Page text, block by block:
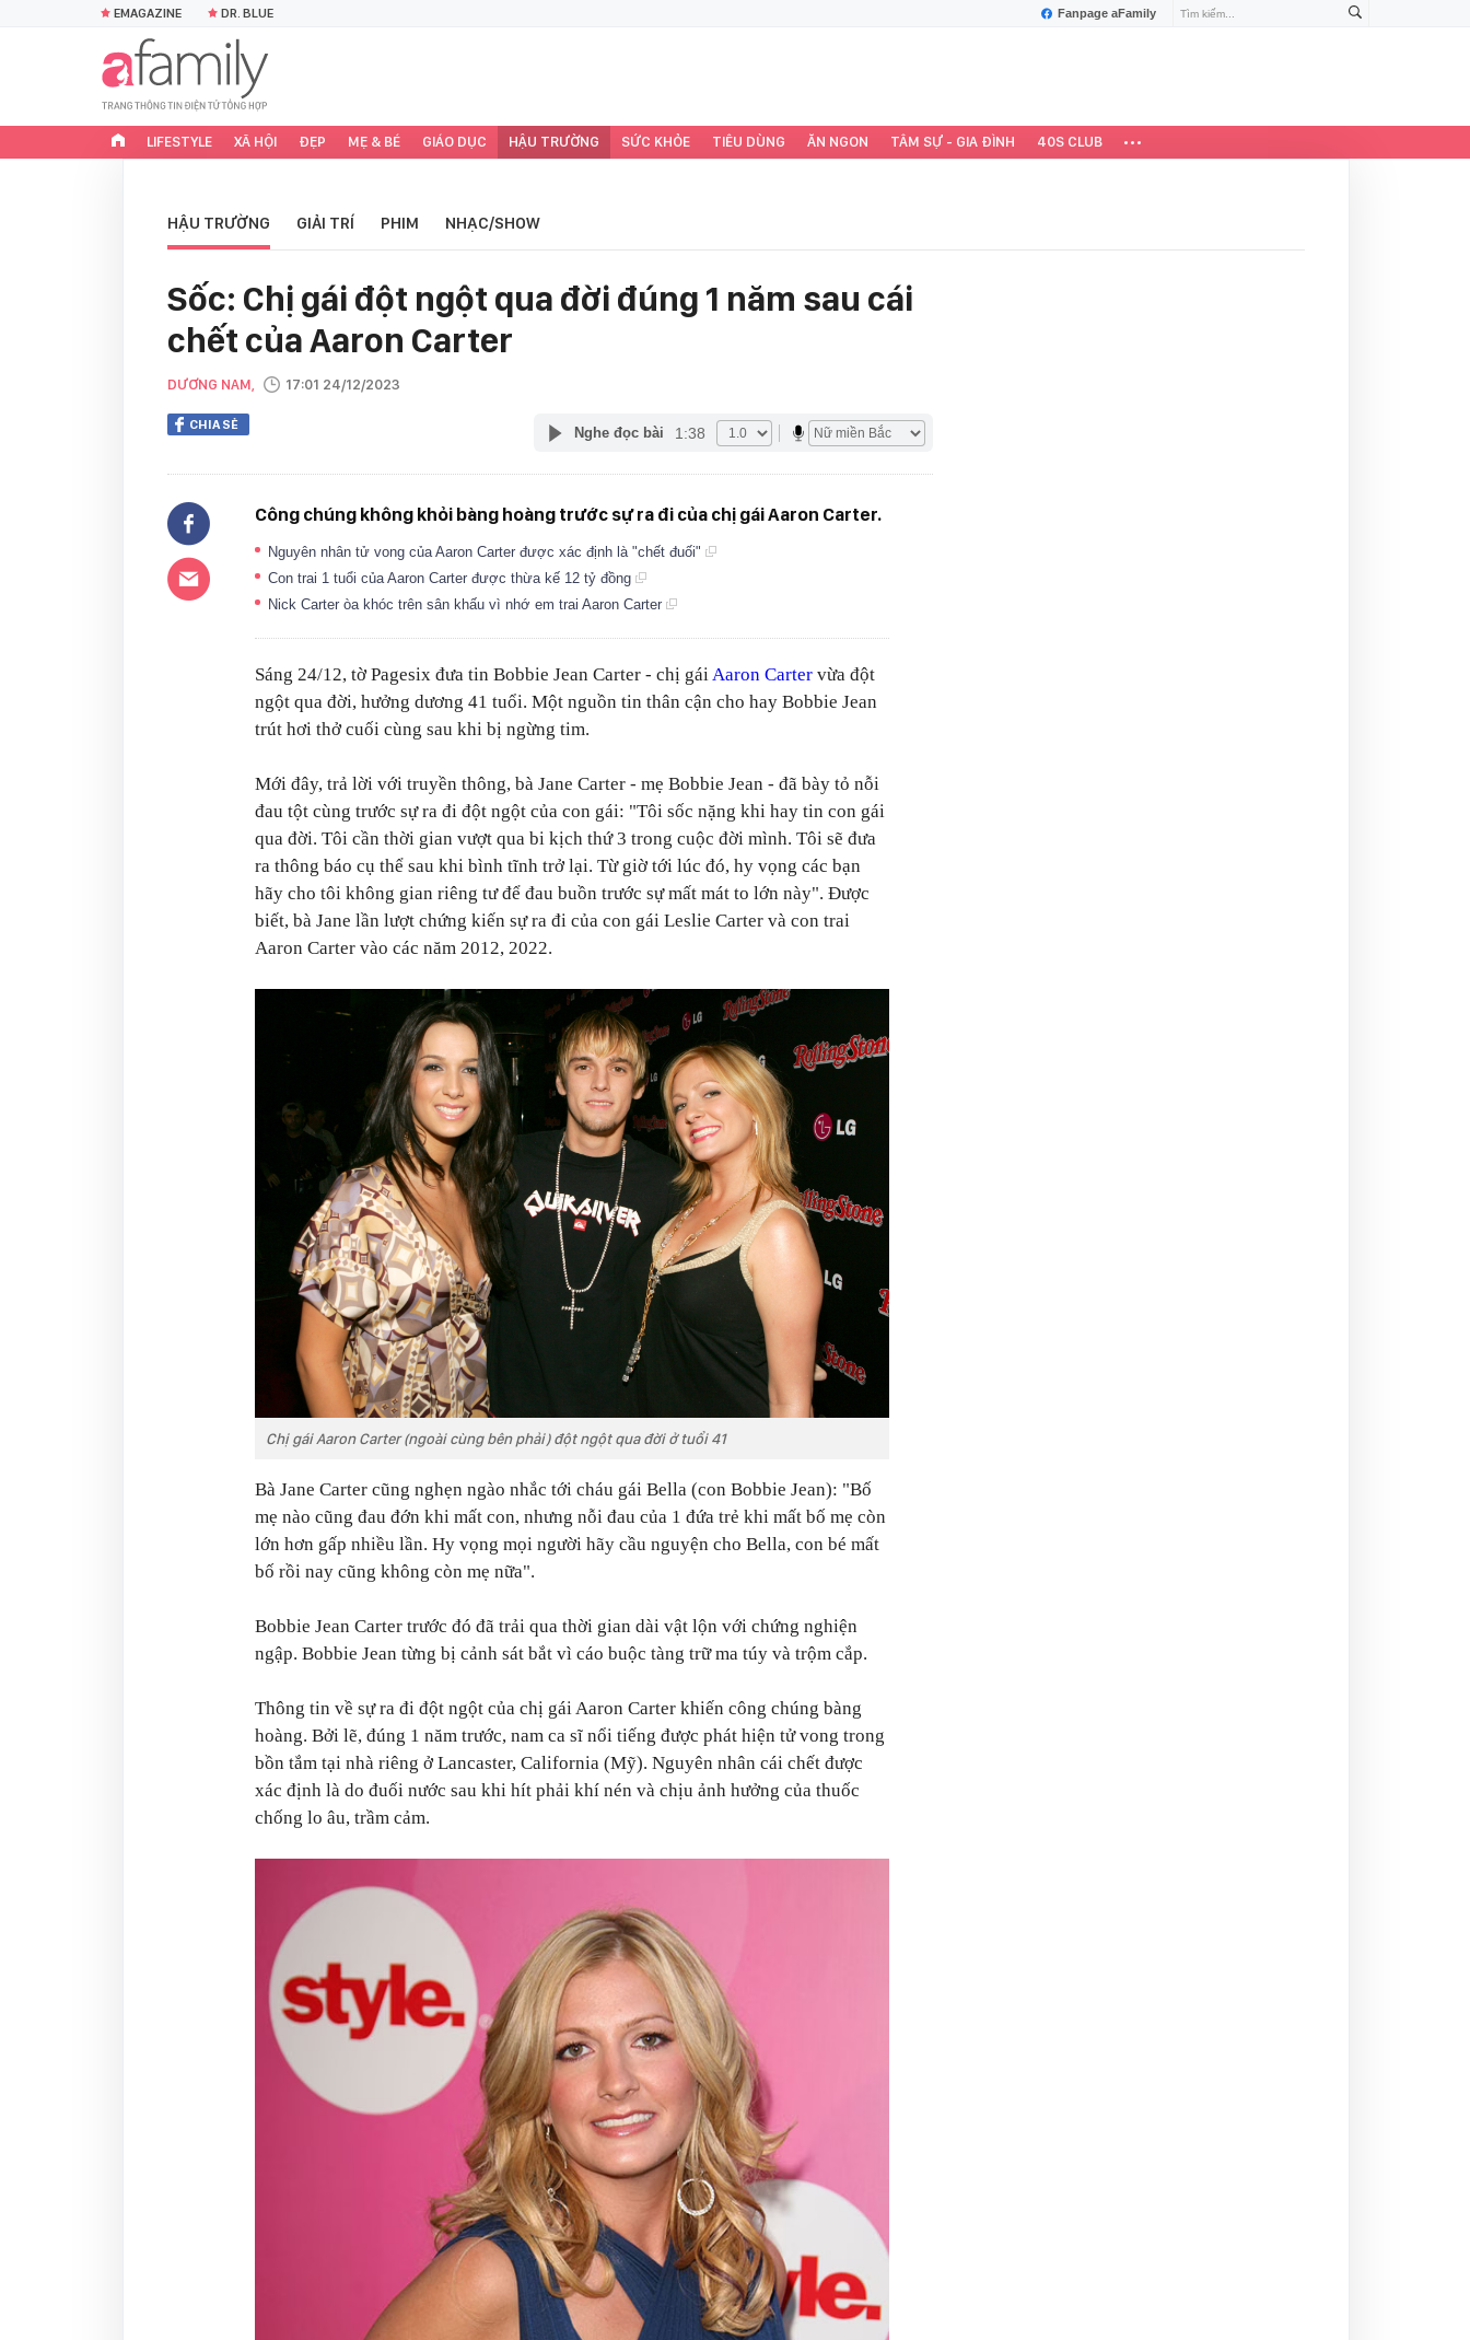
Fanpage aFamily
EMAGAZINE DR. BLUE
LIFESTYLE XÃ HỘI ĐẸP MẸ & BÉ GIÁO DỤC HẬU TRƯỜNG SỨC KHỎE TIÊU DÙNG ĂN NGON TÂM SỰ - GIA ĐÌNH 40S CLUB
HẬU TRƯỜNG GIẢI TRÍ PHIM NHẠC/SHOW
Sốc: Chị gái đột ngột qua đời đúng 1 năm sau cái
chết của Aaron Carter
DƯƠNG NAM, 17:01 24/12/2023
CHIA SẺ Nghe đọc bài 1:38
Công chúng không khỏi bàng hoàng trước sự ra đi của chị gái Aaron Carter.
Nguyên nhân tử vong của Aaron Carter được xác định là "chết đuối"
Con trai 1 tuổi của Aaron Carter được thừa kế 12 tỷ đồng
Nick Carter òa khóc trên sân khấu vì nhớ em trai Aaron Carter
Sáng 24/12, tờ Pagesix đưa tin Bobbie Jean Carter - chị gáiAaron Carter vừa đột
ngột qua đời, hưởng dương 41 tuổi. Một nguồn tin thân cận cho hay Bobbie Jean
trút hơi thở cuối cùng sau khi bị ngừng tim.
Mới đây, trả lời với truyền thông, bà Jane Carter - mẹ Bobbie Jean - đã bày tỏ nỗi
đau tột cùng trước sự ra đi đột ngột của con gái: "Tôi sốc nặng khi hay tin con gái
qua đời. Tôi cần thời gian vượt qua bi kịch thứ 3 trong cuộc đời mình. Tôi sẽ đưa
ra thông báo cụ thể sau khi bình tĩnh trở lại. Từ giờ tới lúc đó, hy vọng các bạn
hãy cho tôi không gian riêng tư để đau buồn trước sự mất mát to lớn này". Được
biết, bà Jane lần lượt chứng kiến sự ra đi của con gái Leslie Carter và con trai
Aaron Carter vào các năm 2012, 2022.
Chị gái Aaron Carter (ngoài cùng bên phải) đột ngột qua đời ở tuổi 41
Bà Jane Carter cũng nghẹn ngào nhắc tới cháu gái Bella (con Bobbie Jean): "Bố
mẹ nào cũng đau đớn khi mất con, nhưng nỗi đau của 1 đứa trẻ khi mất bố mẹ còn
lớn hơn gấp nhiều lần. Hy vọng mọi người hãy cầu nguyện cho Bella, con bé mất
bố rồi nay cũng không còn mẹ nữa".
‎Bobbie Jean Carter trước đó đã trải qua thời gian dài vật lộn với chứng nghiện
ngập. Bobbie Jean từng bị cảnh sát bắt vì cáo buộc tàng trữ ma túy và trộm cắp.
Thông tin về sự ra đi đột ngột của chị gái Aaron Carter khiến công chúng bàng
hoàng. Bởi lẽ, đúng 1 năm trước, nam ca sĩ nổi tiếng được phát hiện tử vong trong
bồn tắm tại nhà riêng ở Lancaster, California (Mỹ). Nguyên nhân cái chết được
xác định là do đuối nước sau khi hít phải khí nén và chịu ảnh hưởng của thuốc
chống lo âu, trầm cảm.